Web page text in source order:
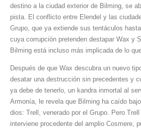
destino a la ciudad exterior de Bilming, se
pista. El conflicto entre Elendel y las
Grupo, que ya extiende sus tentáculos
cuya corrupción pretenden destapar Wax y
Bilming está incluso más implicada de lo
Después de que Wax descubra un nuevo
desatar una destrucción sin precedentes y
ya debe de tenerlo, un kandra inmortal al
Armonía, le revela que Bilming ha caído
dios: Trell, venerado por el Grupo. Pero
interviene procedente del amplio Cosmere,